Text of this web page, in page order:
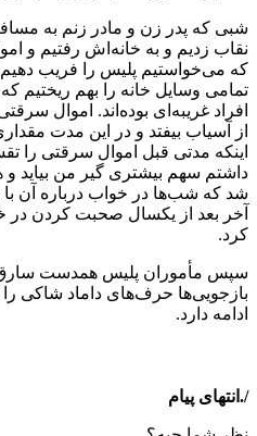
شبی که پدر زن و مادر زنم به
نقاب زدیم و به خانه‌اش رفتیم و
که می‌خواستیم پلیس را فریب
تمامی وسایل خانه را بهم ریختیم
افراد غریبه‌ای بوده‌اند. اموال
از آسیاب بیفتد و در این مدت
اینکه مدتی قبل اموال سرقتی را
داشتم سهم بیشتری گیر من بیاید
شد که شب‌ها در خواب درباره آن
آخر بعد از یکسال صحبت کردن در
کرد.
سپس مأموران پلیس همدست سارق
بازجویی‌ها حرف‌های داماد شاکی را
ادامه دارد.
/.انتهای پیام